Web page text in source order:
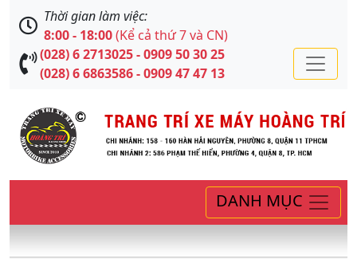
Thời gian làm việc:
8:00 - 18:00(Kể cả thứ 7 và CN)
(028) 6 2713025 - 0909 50 30 25
(028) 6 6863586 - 0909 47 47 13
DANH MỤC